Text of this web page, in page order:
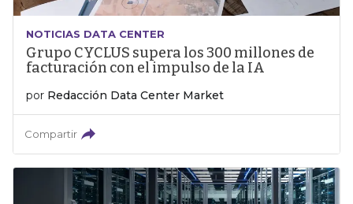
NOTICIAS DATA CENTER
Grupo CYCLUS supera los 300 millones de
facturación con el impulso de la IA
por Redacción Data Center Market
Compartir